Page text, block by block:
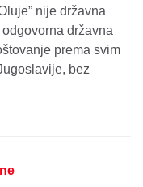
nije državna
državna
prema svim
bez